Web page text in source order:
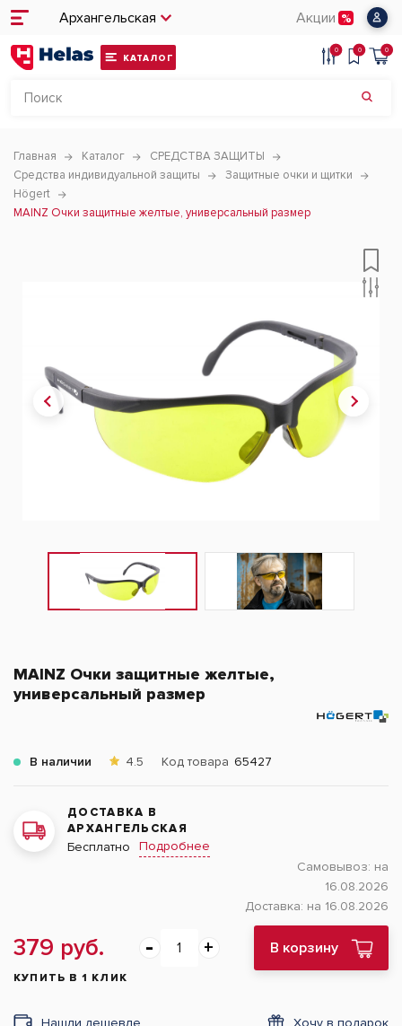
Архангельская Акции
КАТАЛОГ
0 0 0
Главная Каталог
СРЕДСТВА ЗАЩИТЫ
Средства индивидуальной защиты
Защитные очки и щитки
Högert
MAINZ Очки защитные желтые, универсальный размер
MAINZ Очки защитные желтые,
универсальный размер
В наличии 4.5 Код товара 65427
ДОСТАВКА В
АРХАНГЕЛЬСКАЯ
Бесплатно
Подробнее
Самовывоз: на
16.08.2026
Доставка: на 16.08.2026
379 руб. В корзину
КУПИТЬ В 1 КЛИК
Нашли дешевле Хочу в подарок